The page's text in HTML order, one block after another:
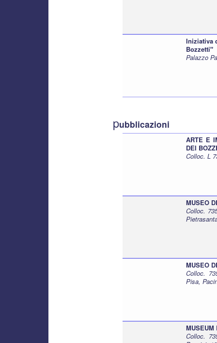
Iniziativa
Bozzetti"
Palazzo
pubblicazioni
ARTE E
DEI
Colloc. L
MUSEO
Colloc.
MUSEO
Colloc.
Pisa,
MUSEUM
Colloc.